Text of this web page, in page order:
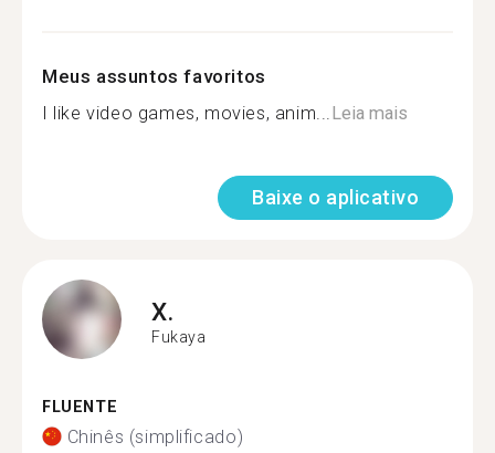
Meus assuntos favoritos
I like video games, movies, anim...Leia mais
Baixe o aplicativo
X.
Fukaya
FLUENTE
Chinês (simplificado)